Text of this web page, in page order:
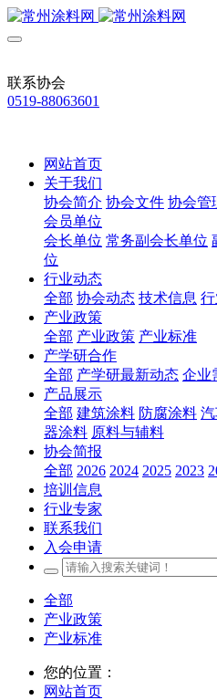
联系协会
0519-88063601
网站首页
关于我们
协会简介 协会文件 协会管
会员单位
会长单位 常务副会长单位
位
行业动态
全部 协会动态 技术信息
产业政策
全部 产业政策 产业标准
产学研合作
全部 产学研最新动态 企业
产品展示
全部 建筑涂料 防腐涂料
器涂料 原料与辅料
协会简报
全部 2026 2024 2025 2023
培训信息
行业专家
联系我们
入会申请
全部
产业政策
产业标准
您的位置：
网站首页